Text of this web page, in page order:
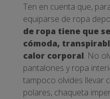
Ten en cuenta que,
equiparse de ropa
de ropa tiene que
cómoda,
calor corporal. No
pantalones y ropa
tampoco olvides llevar
polares, chaqueta